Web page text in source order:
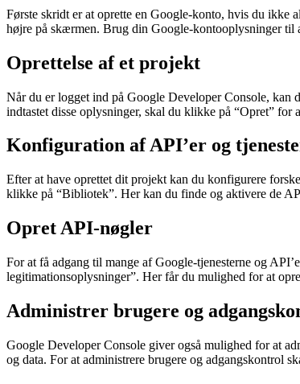
Første skridt er at oprette en Google-konto, hvis du ikke
højre på skærmen. Brug din Google-kontooplysninger til
Oprettelse af et projekt
Når du er logget ind på Google Developer Console, kan
indtastet disse oplysninger, skal du klikke på “Opret” for
Konfiguration af API’er og
Efter at have oprettet dit projekt kan du konfigurere
klikke på “Bibliotek”. Her kan du finde og aktivere de
Opret API-nøgler
For at få adgang til mange af Google-tjenesterne og
legitimationsoplysninger”. Her får du mulighed for at
Administrer brugere og
Google Developer Console giver også mulighed for at
og data. For at administrere brugere og adgangskontrol